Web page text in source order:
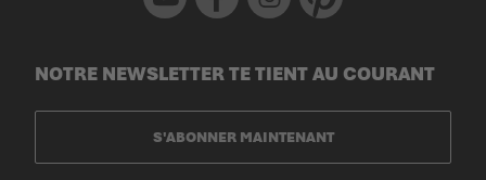
NOTRE NEWSLETTER TE TIENT AU COURANT
S'ABONNER MAINTENANT